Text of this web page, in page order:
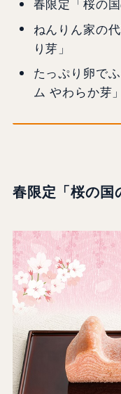
春限定「桜の
ねんりん家の
り芽」
たっぷり卵で
ム やわらか芽」
春限定 「桜の